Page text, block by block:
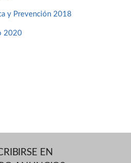
y Prevención 2018
2020
EN